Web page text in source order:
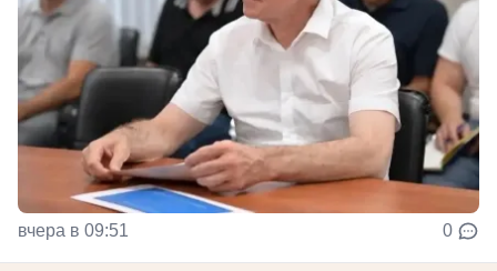
вчера в 09:51 0